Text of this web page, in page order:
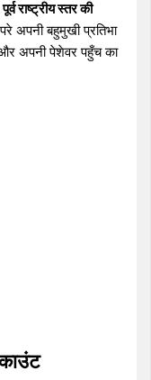
पूर्व राष्ट्रीय स्तर की
अपनी बहुमुखी प्रतिभा
अपनी पेशेवर पहुँच का